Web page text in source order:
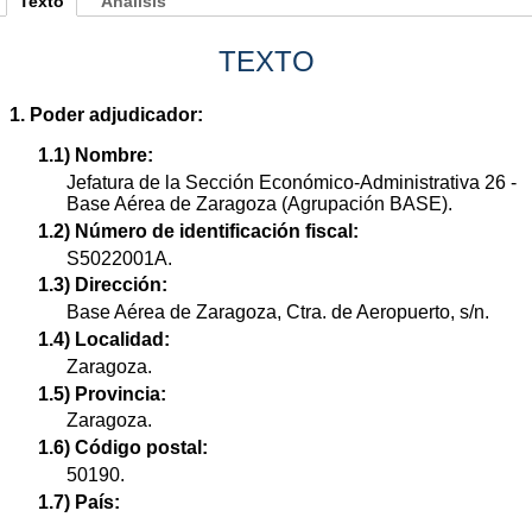
TEXTO
1. Poder adjudicador:
1.1) Nombre:
Jefatura de la Sección Económico-Administrativa 26 -
Base Aérea de Zaragoza (Agrupación BASE).
1.2) Número de identificación fiscal:
S5022001A.
1.3) Dirección:
Base Aérea de Zaragoza, Ctra. de Aeropuerto, s/n.
1.4) Localidad:
Zaragoza.
1.5) Provincia:
Zaragoza.
1.6) Código postal:
50190.
1.7) País: